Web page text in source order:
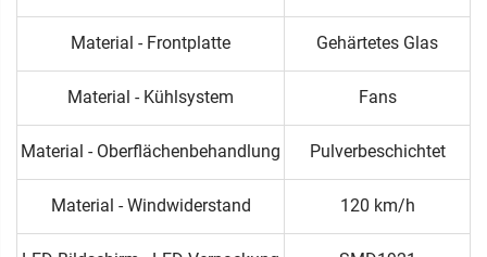
Material - Frontplatte Gehärtetes Glas
Material - Kühlsystem Fans
Material - Oberflächenbehandlung Pulverbeschichtet
Material - Windwiderstand 120 km/h